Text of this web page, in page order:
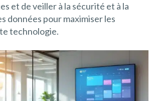
et de veiller à la sécurité et à la
données pour maximiser les
technologie.